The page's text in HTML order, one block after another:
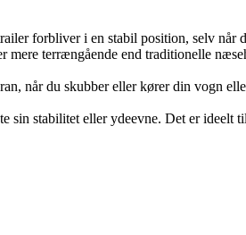
forbliver i en stabil position, selv
terrængående end traditionelle
når du skubber eller kører din vogn
sin stabilitet eller ydeevne. Det er